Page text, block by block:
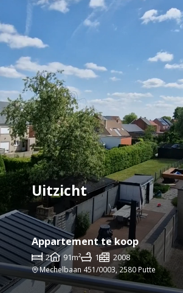
Uitzicht
Appartement te koop
2 91m² 1 2008
Mechelbaan 451/0003, 2580 Putte